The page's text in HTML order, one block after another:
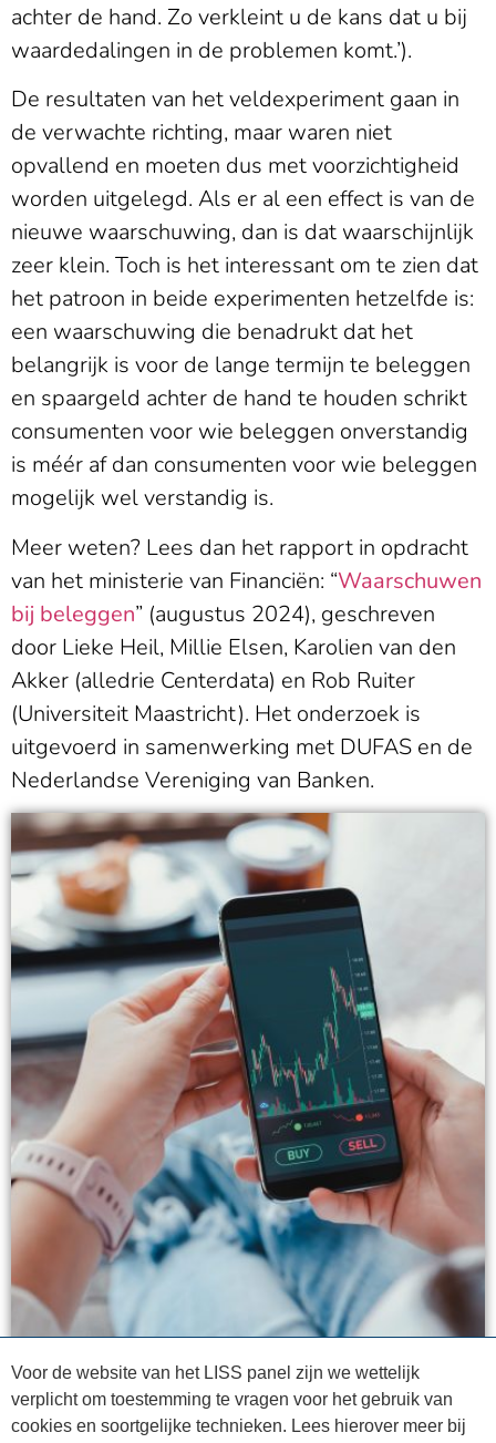
Voor de website van het LISS panel zijn we wettelijk
verplicht om toestemming te vragen voor het gebruik van
cookies en soortgelijke technieken. Lees hierover meer bij
achter de hand. Zo verkleint u de kans dat u bij
waardedalingen in de problemen komt.’).
De resultaten van het veldexperiment gaan in
de verwachte richting, maar waren niet
opvallend en moeten dus met voorzichtigheid
worden uitgelegd. Als er al een effect is van de
nieuwe waarschuwing, dan is dat waarschijnlijk
zeer klein. Toch is het interessant om te zien dat
het patroon in beide experimenten hetzelfde is:
een waarschuwing die benadrukt dat het
belangrijk is voor de lange termijn te beleggen
en spaargeld achter de hand te houden schrikt
consumenten voor wie beleggen onverstandig
is méér af dan consumenten voor wie beleggen
mogelijk wel verstandig is.
Meer weten? Lees dan het rapport in opdracht
van het ministerie van Financiën: “Waarschuwen
bij beleggen” (augustus 2024), geschreven
door Lieke Heil, Millie Elsen, Karolien van den
Akker (alledrie Centerdata) en Rob Ruiter
(Universiteit Maastricht). Het onderzoek is
uitgevoerd in samenwerking met DUFAS en de
Nederlandse Vereniging van Banken.